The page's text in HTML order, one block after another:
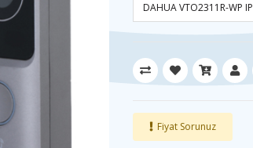
DAHUA VTO2311R-WP
Fiyat Sorunuz